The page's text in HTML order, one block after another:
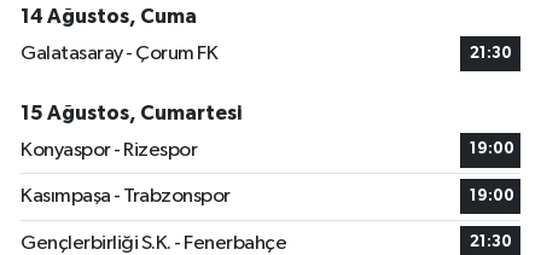
14 Ağustos, Cuma
Galatasaray - Çorum FK
21:30
15 Ağustos, Cumartesi
Konyaspor - Rizespor
19:00
Kasımpaşa - Trabzonspor 19:00
Gençlerbirliği S.K. - Fenerbahçe 21:30